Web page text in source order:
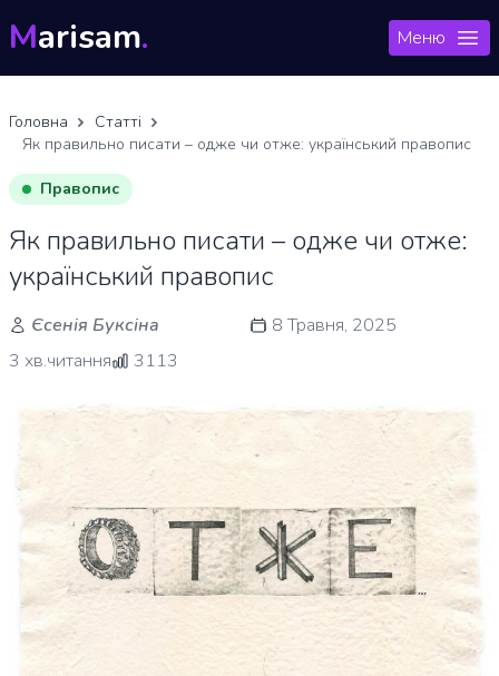
Marisam. Меню
Головна
Статті
Як правильно писати – одже чи отже: український правопис
Правопис
Як правильно писати – одже чи отже:
український правопис
Єсенія Буксіна
8 Травня, 2025
3 хв.читання
3113